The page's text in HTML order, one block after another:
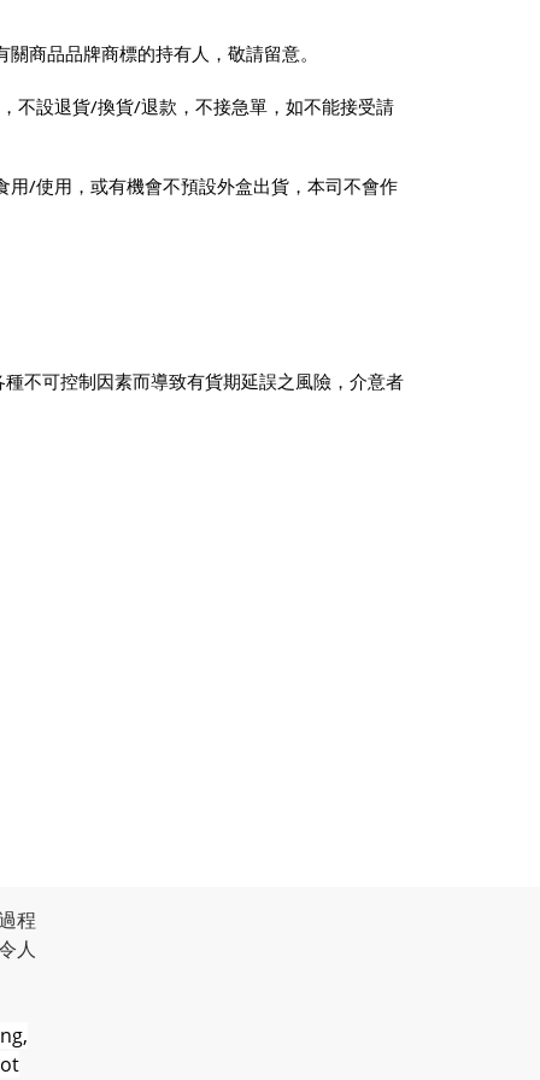
商品品牌商標的持有人，敬請留意。
不設退貨/換貨/退款，不接急單，如不能接受請
/使用，或有機會不預設外盒出貨，本司不會作
不可控制因素而導致有貨期延誤之風險，介意者
程
人